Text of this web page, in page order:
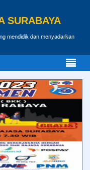
SURABAYA
mendidik dan menyadarkan